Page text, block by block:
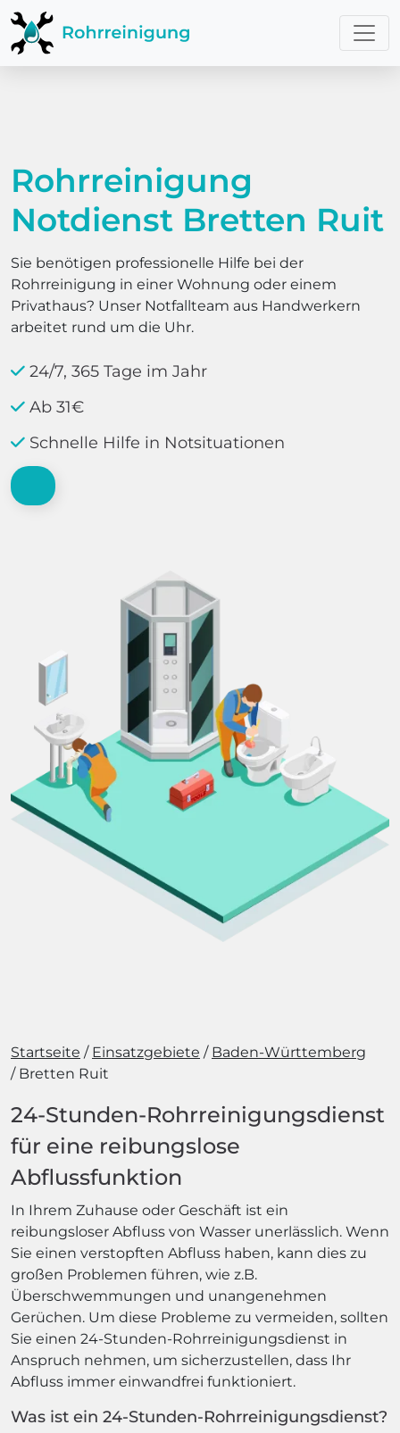
Rohrreinigung
Notdienst Bretten Ruit
Sie benötigen professionelle Hilfe bei der
Rohrreinigung in einer Wohnung oder einem
Privathaus? Unser Notfallteam aus Handwerkern
arbeitet rund um die Uhr.
24/7, 365 Tage im Jahr
Ab 31€
Schnelle Hilfe in Notsituationen
Startseite Einsatzgebiete
Baden-Württemberg
Bretten Ruit
24-Stunden-Rohrreinigungsdienst
für eine reibungslose
Abflussfunktion
In Ihrem Zuhause oder Geschäft ist ein
reibungsloser Abfluss von Wasser unerlässlich. Wenn
Sie einen verstopften Abfluss haben, kann dies zu
großen Problemen führen, wie z.B.
Überschwemmungen und unangenehmen
Gerüchen. Um diese Probleme zu vermeiden, sollten
Sie einen 24-Stunden-Rohrreinigungsdienst in
Anspruch nehmen, um sicherzustellen, dass Ihr
Abfluss immer einwandfrei funktioniert.
Was ist ein 24-Stunden-Rohrreinigungsdienst?